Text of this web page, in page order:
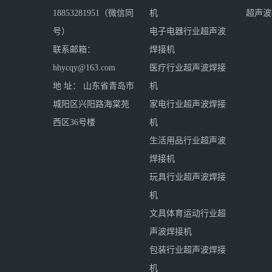
18853281951（微信同
号）
联系邮箱：
hhycqy@163.com
地 址： 山东省青岛市
城阳区兴阳路海棠苑
西区36号楼
机
电子电器行业超声波
焊接机
医疗行业超声波焊接
机
家电行业超声波焊接
机
生活用品行业超声波
焊接机
玩具行业超声波焊接
机
文具体育运动行业超
声波焊接机
包装行业超声波焊接
机
超声